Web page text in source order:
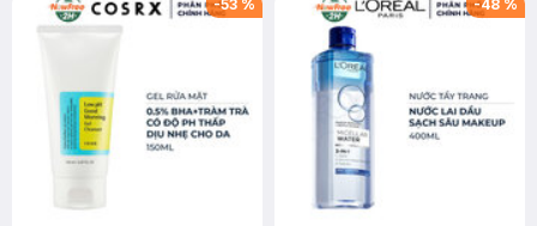
-53 % -48 %